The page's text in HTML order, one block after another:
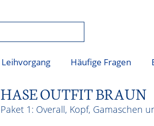
Leihvorgang Häufige Fragen
HASE OUTFIT BRAUN
Overall, Kopf, Gamaschen